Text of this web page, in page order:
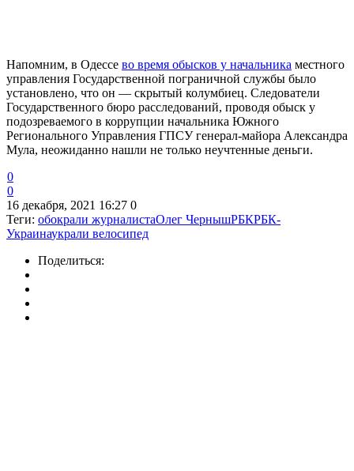
Напомним, в Одессе во время обысков у начальника местного
управления Государственной пограничной службы было
установлено, что он — скрытый колумбиец. Следователи
Государственного бюро расследований, проводя обыск у
подозреваемого в коррупции начальника Южного
Регионального Управления ГПСУ генерал-майора Александра
Мула, неожиданно нашли не только неучтенные деньги.
0
0
16 декабря, 2021 16:27 0
Теги: обокрали журналистаОлег ЧернышРБКРБК-
Украинаукрали велосипед
Поделиться: